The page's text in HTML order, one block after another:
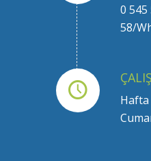
0 545
58/
Hafta